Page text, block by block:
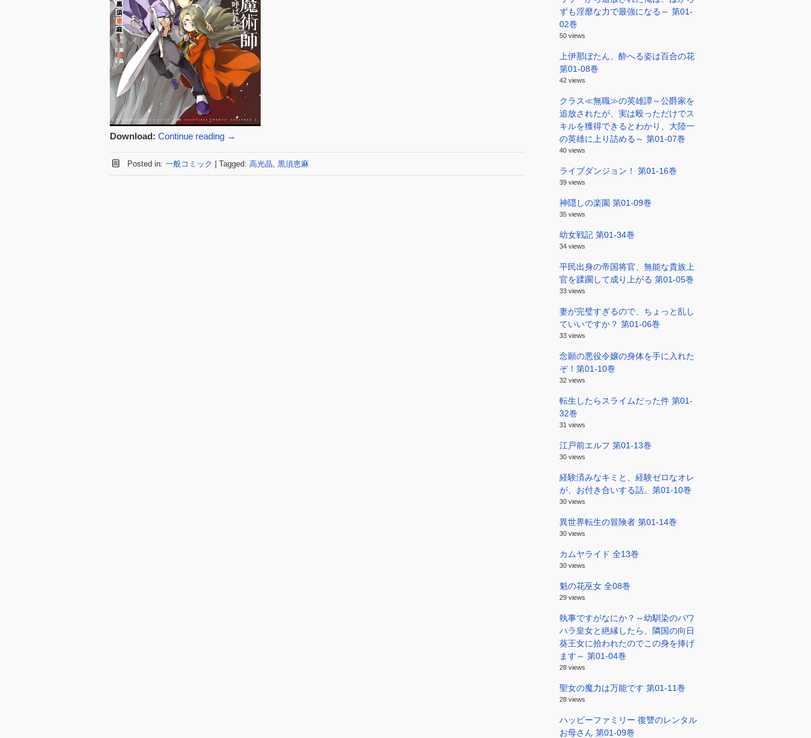
Download: Continue reading →
Posted in: 一般コミック Tagged: 高光晶, 黒須恵麻
ずも淫靡な力で最強になる～ 第01-
02巻
50 views
上伊那ぼたん、酔へる姿は百合の花
第01-08巻
42 views
クラス≪無職≫の英雄譚～公爵家を
追放されたが、実は殴っただけでス
キルを獲得できるとわかり、大陸一
の英雄に上り詰める～ 第01-07巻
40 views
ライブダンジョン！ 第01-16巻
39 views
神隠しの楽園 第01-09巻
35 views
幼女戦記 第01-34巻
34 views
平民出身の帝国将官、無能な貴族上
官を蹂躙して成り上がる 第01-05巻
33 views
妻が完璧すぎるので、ちょっと乱し
ていいですか？ 第01-06巻
33 views
念願の悪役令嬢の身体を手に入れた
ぞ！第01-10巻
32 views
転生したらスライムだった件 第01-
32巻
31 views
江戸前エルフ 第01-13巻
30 views
経験済みなキミと、経験ゼロなオレ
が、お付き合いする話。第01-10巻
30 views
異世界転生の冒険者 第01-14巻
30 views
カムヤライド 全13巻
30 views
魁の花巫女 全08巻
29 views
執事ですがなにか？～幼馴染のパワ
ハラ皇女と絶縁したら、隣国の向日
葵王女に拾われたのでこの身を捧げ
ます～ 第01-04巻
28 views
聖女の魔力は万能です 第01-11巻
28 views
ハッピーファミリー 復讐のレンタル
お母さん 第01-09巻